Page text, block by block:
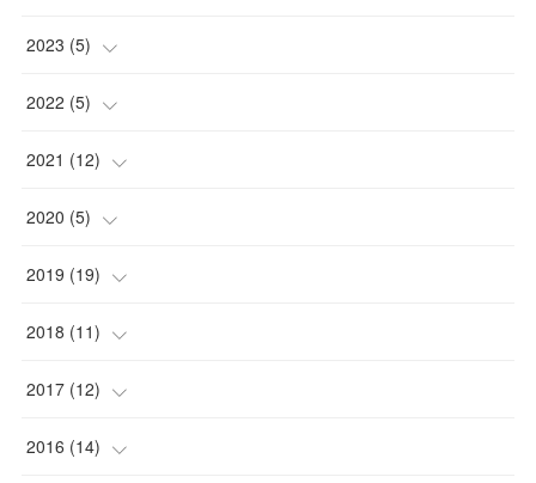
(1
(1
2023 (5)
(1
(1)
(1
( 1)
1)
2022 (5)
(2)
(1
(1)
( 1)
2021 (12)
(1
(1)
( 1)
( 2)
4)
2020 (5)
(1)
( 1)
(1)
( 2)
2019 (19)
( 1)
(2)
( 3)
2018 (11)
(5)
( 1)
2017 (12)
(1)
2016 (14)